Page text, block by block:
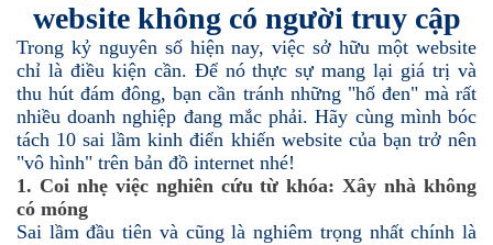
website không có người truy cập
Trong kỷ nguyên số hiện nay, việc sở hữu một website
chỉ là điều kiện cần. Để nó thực sự mang lại giá trị và
thu hút đám đông, bạn cần tránh những "hố đen" mà rất
nhiều doanh nghiệp đang mắc phải. Hãy cùng mình bóc
tách 10 sai lầm kinh điển khiến website của bạn trở nên
"vô hình" trên bản đồ internet nhé!
1. Coi nhẹ việc nghiên cứu từ khóa: Xây nhà không
có móng
Sai lầm đầu tiên và cũng là nghiêm trọng nhất chính là